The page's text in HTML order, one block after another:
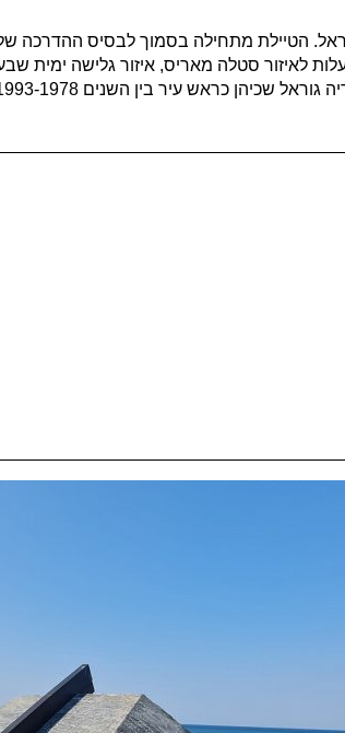
הטיילת מתחילה בסמוך לבסיס ההדרכה
לאיזור סטלה מאריס, איזור גלישה ימית